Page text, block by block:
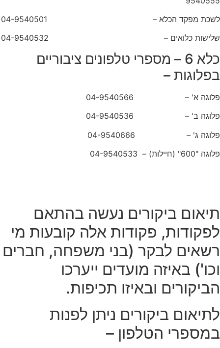
לשכת מפקד הכלא – 04-9540501
שלישות כלואים – 04-9540532
כלא 6 – מספרי טלפונים ציבוריים
בפלוגות –
פלוגה א' – 04-9540566
פלוגה ב' – 04-9540536
פלוגה ג' – 04-9540666
פלוגה "600" (חיילות) – 04-9540533
תיאום ביקורים נעשה בהתאם
לפקודות, פקודות אלה קובעות מי
רשאים לבקר (בני משפחה, חברים
וכו') באיזה מועדים ייערכו
הביקורים ובאיזו תכיפות.
לתיאום ביקורים ניתן לפנות
במספרי הטלפון –